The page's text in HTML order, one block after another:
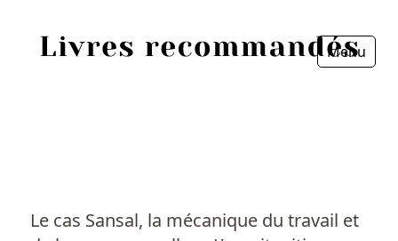
Menu
Le cas Sansal, la mécanique du travail et
Fermer